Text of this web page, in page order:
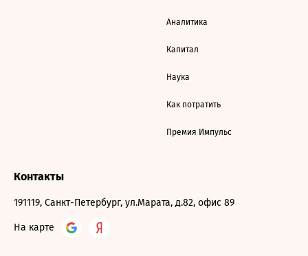
Аналитика
Капитал
Наука
Как потратить
Премия Импульс
Контакты
191119, Санкт-Петербург, ул.Марата, д.82, офис 89
На карте